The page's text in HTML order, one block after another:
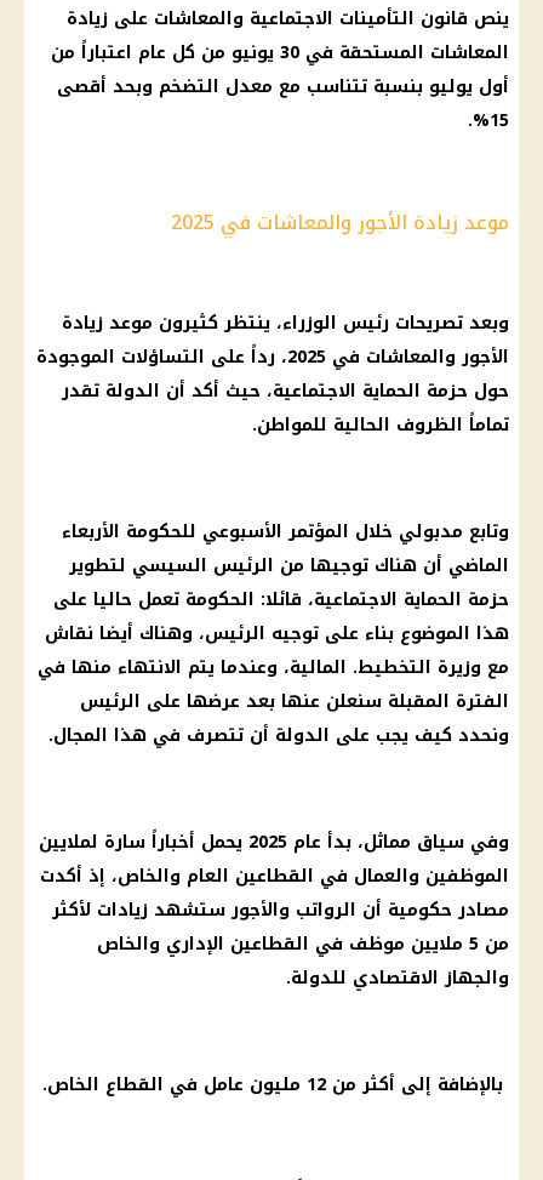
ينص قانون التأمينات الاجتماعية والمعاشات على زيادة
المعاشات المستحقة في 30 يونيو من كل عام اعتباراً من
أول يوليو بنسبة تتناسب مع معدل التضخم وبحد أقصى
15%.
موعد زيادة الأجور والمعاشات في 2025
وبعد تصريحات رئيس الوزراء، ينتظر كثيرون موعد زيادة
الأجور والمعاشات في 2025، رداً على التساؤلات الموجودة
حول حزمة الحماية الاجتماعية، حيث أكد أن الدولة تقدر
تماماً الظروف الحالية للمواطن.
وتابع مدبولي خلال المؤتمر الأسبوعي للحكومة الأربعاء
الماضي أن هناك توجيها من الرئيس السيسي لتطوير
حزمة الحماية الاجتماعية، قائلا: الحكومة تعمل حاليا على
هذا الموضوع بناء على توجيه الرئيس، وهناك أيضا نقاش
مع وزيرة التخطيط. المالية، وعندما يتم الانتهاء منها في
الفترة المقبلة سنعلن عنها بعد عرضها على الرئيس
ونحدد كيف يجب على الدولة أن تتصرف في هذا المجال.
وفي سياق مماثل، بدأ عام 2025 يحمل أخباراً سارة لملايين
الموظفين والعمال في القطاعين العام والخاص، إذ أكدت
مصادر حكومية أن الرواتب والأجور ستشهد زيادات لأكثر
من 5 ملايين موظف في القطاعين الإداري والخاص
والجهاز الاقتصادي للدولة.
بالإضافة إلى أكثر من 12 مليون عامل في القطاع الخاص.